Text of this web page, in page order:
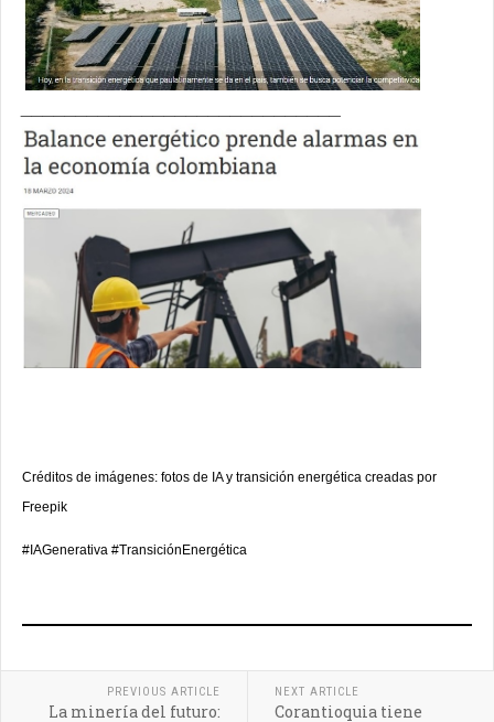
Créditos de imágenes: fotos de IA y transición energética creadas por
Freepik
#IAGenerativa #TransiciónEnergética
PREVIOUS ARTICLE
La minería del futuro:
NEXT ARTICLE
Corantioquia tiene